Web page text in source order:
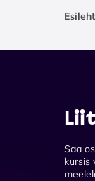
Esileht
Saa
kursis